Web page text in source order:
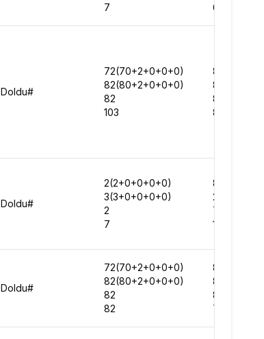
7
64887
Doldu#
72(70+2+0+0+0)
82(80+2+0+0+0)
82
103
82599
81622
82020
86668
Doldu#
2(2+0+0+0+0)
3(3+0+0+0+0)
2
7
83010
207079
79527
159231
Doldu#
72(70+2+0+0+0)
82(80+2+0+0+0)
82
82
86921
89199
82297
78929